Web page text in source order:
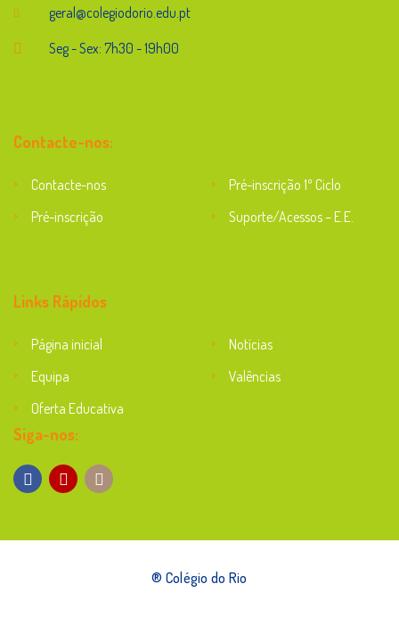
geral@colegiodorio.edu.pt
Seg - Sex: 7h30 - 19h00
Contacte-nos:
Contacte-nos
Pré-inscrição 1º Ciclo
Pré-inscrição
Suporte/Acessos – E.E.
Links Rápidos
Página inicial
Notícias
Equipa
Valências
Oferta Educativa
Siga-nos:
® Colégio do Rio